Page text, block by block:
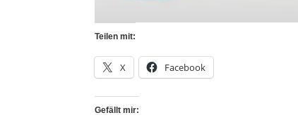
Teilen mit:
X Facebook
Gefällt mir: